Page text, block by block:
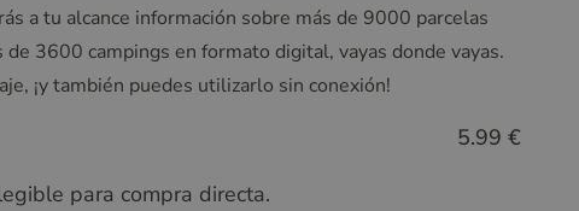
a tu alcance información sobre más de 9000 parcelas
de 3600 campings en formato digital, vayas donde vayas.
¡y también puedes utilizarlo sin conexión!
5.99 €
para compra directa.